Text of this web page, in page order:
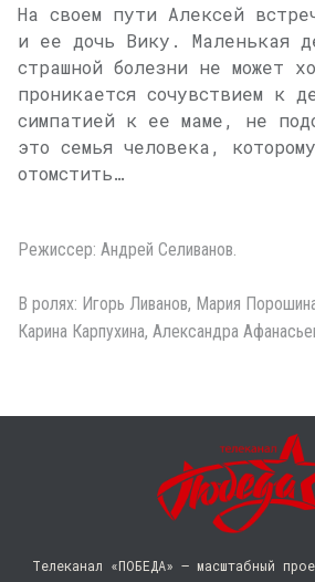
На своем пути Алексей
и ее дочь Вику. Маленькая
страшной болезни не может
проникается сочувствием к
симпатией к ее маме, не
это семья человека,
отомстить…
Режиссер: Андрей Селиванов.
В ролях: Игорь Ливанов, Мария
Карина Карпухина, Александра
Телеканал «ПОБЕДА» — масштабный